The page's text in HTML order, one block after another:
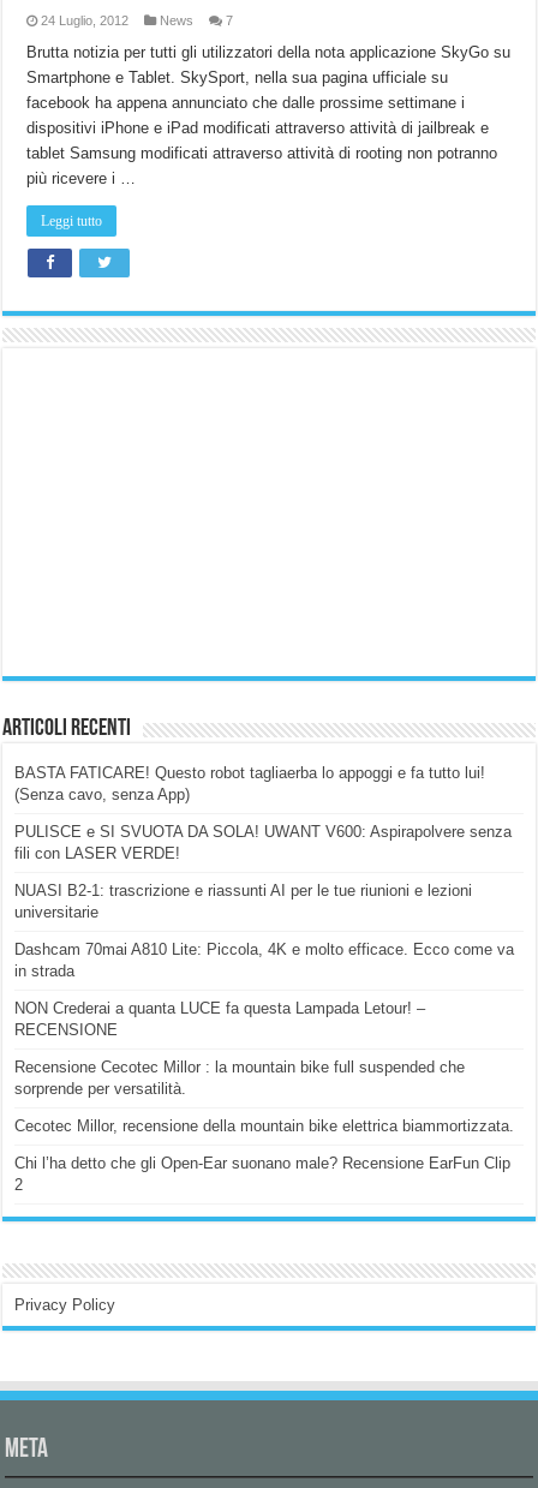
24 Luglio, 2012 News 7
Brutta notizia per tutti gli utilizzatori della nota applicazione SkyGo su
Smartphone e Tablet. SkySport, nella sua pagina ufficiale su
facebook ha appena annunciato che dalle prossime settimane i
dispositivi iPhone e iPad modificati attraverso attività di jailbreak e
tablet Samsung modificati attraverso attività di rooting non potranno
più ricevere i …
Leggi tutto
Articoli Recenti
BASTA FATICARE! Questo robot tagliaerba lo appoggi e fa tutto lui!
(Senza cavo, senza App)
PULISCE e SI SVUOTA DA SOLA! UWANT V600: Aspirapolvere senza
fili con LASER VERDE!
NUASI B2-1: trascrizione e riassunti AI per le tue riunioni e lezioni
universitarie
Dashcam 70mai A810 Lite: Piccola, 4K e molto efficace. Ecco come va
in strada
NON Crederai a quanta LUCE fa questa Lampada Letour! –
RECENSIONE
Recensione Cecotec Millor : la mountain bike full suspended che
sorprende per versatilità.
Cecotec Millor, recensione della mountain bike elettrica biammortizzata.
Chi l’ha detto che gli Open-Ear suonano male? Recensione EarFun Clip
2
Privacy Policy
Meta